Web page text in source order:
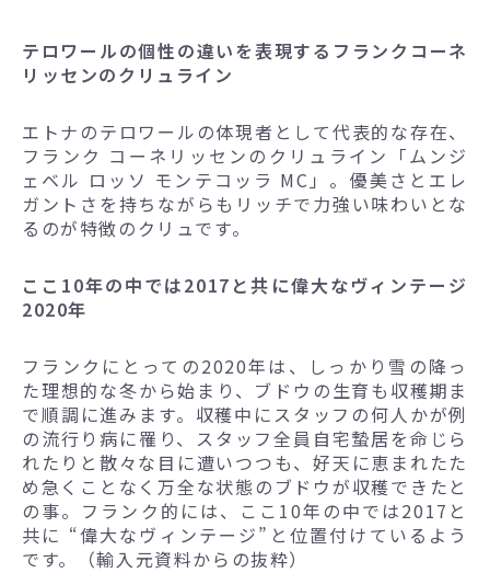
テロワールの個性の違いを表現するフランクコーネ
リッセンのクリュライン
エトナのテロワールの体現者として代表的な存在、
フランク コーネリッセンのクリュライン「ムンジ
ェベル ロッソ モンテコッラ MC」。優美さとエレ
ガントさを持ちながらもリッチで力強い味わいとな
るのが特徴のクリュです。
ここ10年の中では2017と共に偉大なヴィンテージ
2020年
フランクにとっての2020年は、しっかり雪の降っ
た理想的な冬から始まり、ブドウの生育も収穫期ま
で順調に進みます。収穫中にスタッフの何人かが例
の流行り病に罹り、スタッフ全員自宅蟄居を命じら
れたりと散々な目に遭いつつも、好天に恵まれたた
め急くことなく万全な状態のブドウが収穫できたと
の事。フランク的には、ここ10年の中では2017と
共に “偉大なヴィンテージ”と位置付けているよう
です。（輸入元資料からの抜粋）